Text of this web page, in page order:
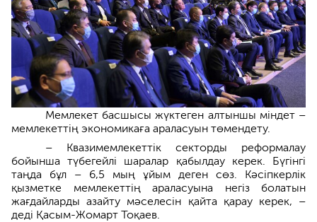
Мемлекет басшысы жүктеген алтыншы міндет –
мемлекеттің экономикаға араласуын төмендету.
– Квазимемлекеттік секторды реформалау
бойынша түбегейлі шаралар қабылдау керек. Бүгінгі
таңда бұл – 6,5 мың ұйым деген сөз. Кәсіпкерлік
қызметке мемлекеттің араласуына негіз болатын
жағдайларды азайту мәселесін қайта қарау керек, –
деді Қасым-Жомарт Тоқаев.